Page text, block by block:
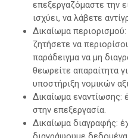
επεξεργαζόμαστε την
ισχύει, να λάβετε
Δικαίωμα
ζητήσετε να
παράδειγμα να μη
θεωρείτε απαραίτητα
υποστήριξη νομικών
Δικαίωμα εναντίωσης:
στην επεξεργασία.
Δικαίωμα διαγραφής: